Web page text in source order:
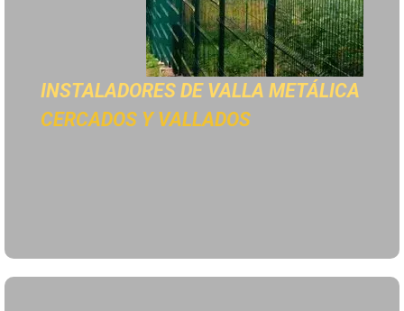
INSTALADORES DE VALLA METÁLICA
CERCADOS Y VALLADOS